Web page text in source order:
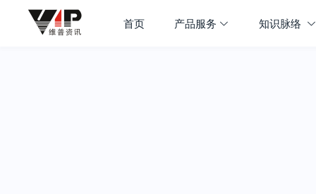
首页 产品服务 知识脉络